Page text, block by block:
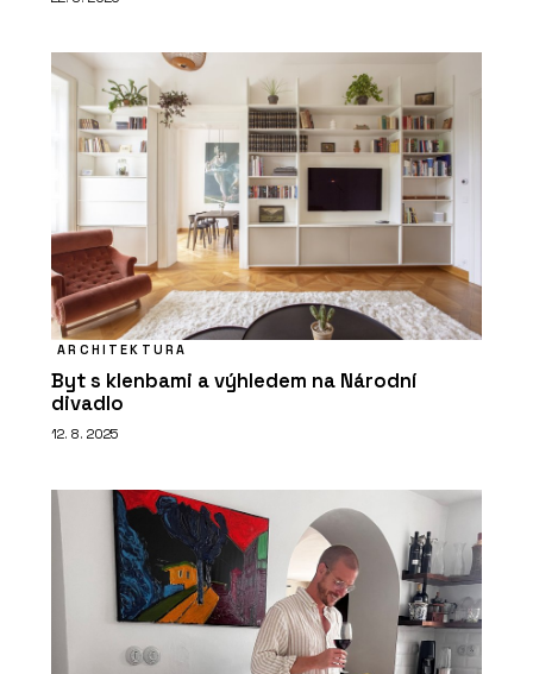
ARCHITEKTURA
Byt s klenbami a výhledem na Národní
divadlo
12. 8. 2025